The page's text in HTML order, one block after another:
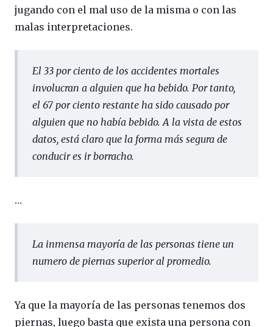
jugando con el mal uso de la misma o con las
malas interpretaciones.
El 33 por ciento de los accidentes mortales
involucran a alguien que ha bebido. Por tanto,
el 67 por ciento restante ha sido causado por
alguien que no había bebido. A la vista de estos
datos, está claro que la forma más segura de
conducir es ir borracho.
…
La inmensa mayoría de las personas tiene un
numero de piernas superior al promedio.
Ya que la mayoría de las personas tenemos dos
piernas, luego basta que exista una persona con